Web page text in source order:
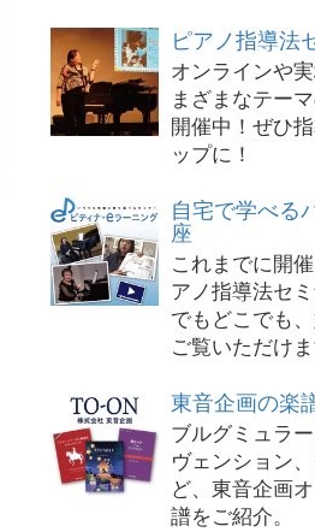
ピアノ指導法
オンラインや
まざまなテー
開催中！ぜひ
ップに！
自宅で学べる
座
これまでに開
アノ指導法セ
でもどこでも
ご覧いただけま
東音企画の楽
ブルグミュラ
ヴェンション
ど、東音企画
譜をご紹介。